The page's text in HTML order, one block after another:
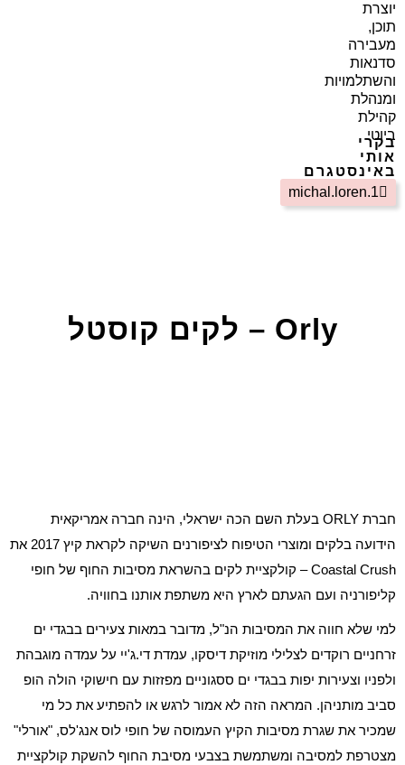
יוצרת
תוכן,
מעבירה
סדנאות
והשתלמויות
ומנהלת
קהילת
ביוטי
בקרי
אותי
באינסטגרם
michal.loren.1
Orly – לקים קוסטל
חברת ORLY בעלת השם הכה ישראלי, הינה חברה אמריקאית
הידועה בלקים ומוצרי הטיפוח לציפורנים השיקה לקראת קיץ 2017 את
Coastal Crush – קולקציית לקים בהשראת מסיבות החוף של חופי
קליפורניה ועם הגעתם לארץ היא משתפת אותנו בחוויה.
למי שלא חווה את המסיבות הנ"ל, מדובר במאות צעירים בבגדי ים
זרחניים רוקדים לצלילי מוזיקת דיסקו, עמדת די.ג'יי על עמדה מוגבהת
ולפניו וצעירות יפות בבגדי ים ססגוניים מפזזות עם חישוקי הולה הופ
סביב מותניהן. המראה הזה לא אמור לרגש או להפתיע את כל מי
שמכיר את שגרת מסיבות הקיץ העמוסה של חופי לוס אנג'לס, "אורלי"
מצטרפת למסיבה ומשתמשת בצבעי מסיבת החוף להשקת קולקציית